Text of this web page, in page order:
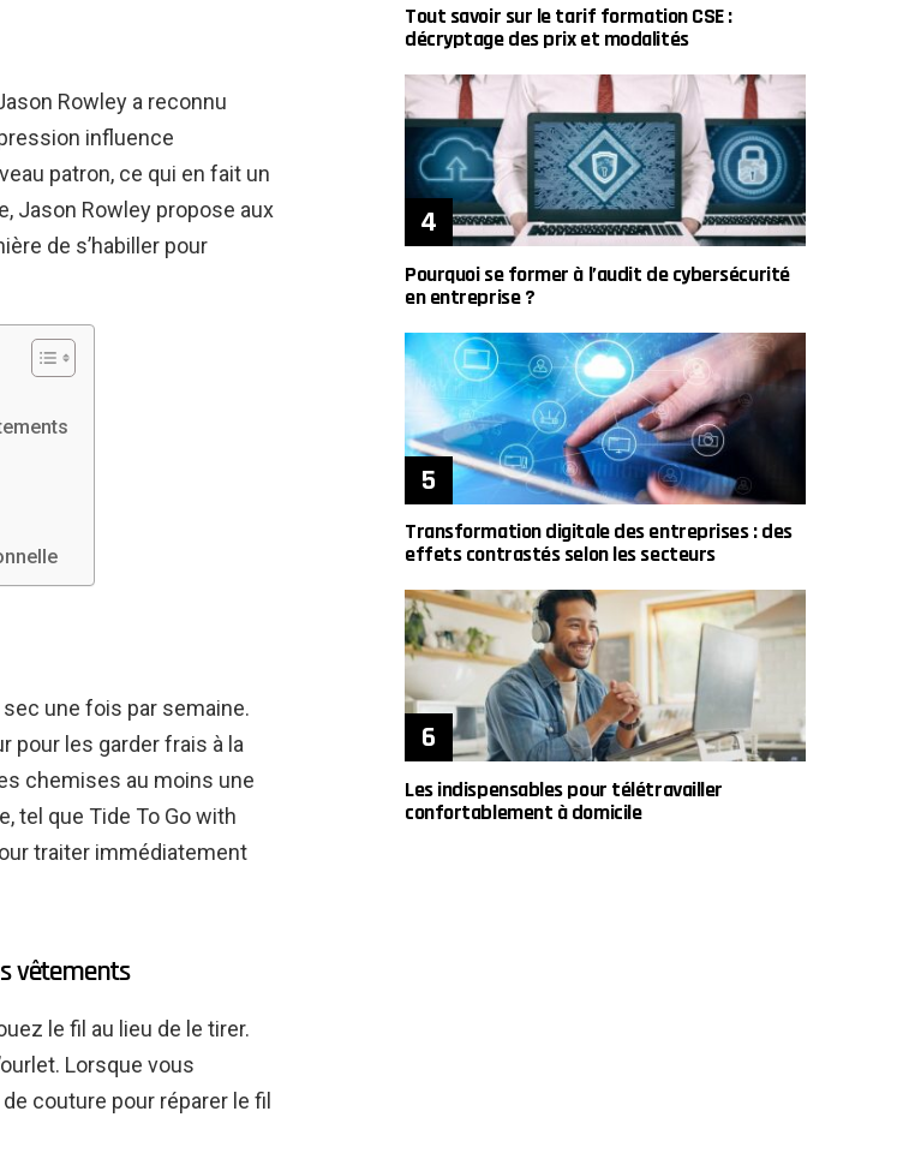
Rowley a reconnu
influence
patron, ce qui en fait un
Jason Rowley propose aux
de s’habiller pour
une fois par semaine.
pour les garder frais à la
chemises au moins une
tel que Tide To Go with
traiter immédiatement
vêtements
le fil au lieu de le tirer.
Lorsque vous
couture pour réparer le fil
Tout savoir sur le tarif formation CSE :
décryptage des prix et modalités
Pourquoi se former à l’audit de cybersécurité
en entreprise ?
Transformation digitale des entreprises : des
effets contrastés selon les secteurs
Les indispensables pour télétravailler
confortablement à domicile